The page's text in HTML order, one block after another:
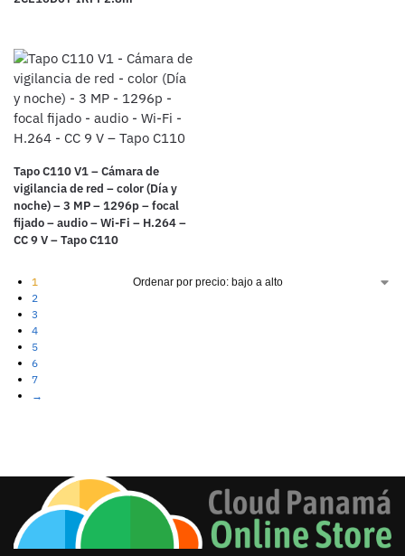
Tapo C110 V1 – Cámara de
vigilancia de red – color (Día y
noche) – 3 MP – 1296p – focal
fijado – audio – Wi-Fi – H.264 –
CC 9 V – Tapo C110
1
2
3
4
5
6
7
→